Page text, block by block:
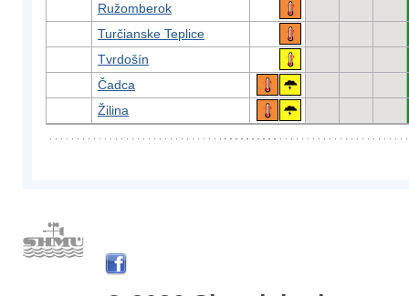
Ružomberok
Turčianske Teplice
Tvrdošín
Čadca
Žilina